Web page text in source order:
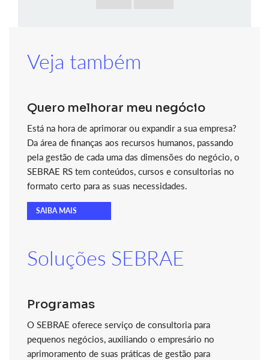
Veja também
Quero melhorar meu negócio
Está na hora de aprimorar ou expandir a sua empresa?
Da área de finanças aos recursos humanos, passando
pela gestão de cada uma das dimensões do negócio, o
SEBRAE RS tem conteúdos, cursos e consultorias no
formato certo para as suas necessidades.
SAIBA MAIS
Soluções SEBRAE
Programas
O SEBRAE oferece serviço de consultoria para
pequenos negócios, auxiliando o empresário no
aprimoramento de suas práticas de gestão para